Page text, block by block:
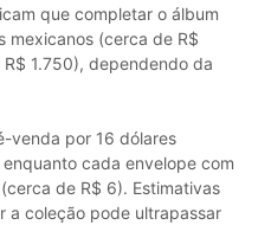
que completar o álbum
mexicanos (cerca de R$
1.750), dependendo da
venda por 16 dólares
cada envelope com
de R$ 6). Estimativas
a coleção pode ultrapassar